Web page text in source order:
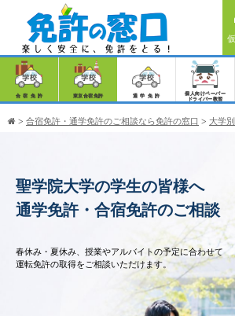
合宿免許 東京合宿免許 通学免許
個人向けペーパー
ドライバー教習
> 合宿免許・通学免許のご相談なら免許の窓口 > 大学
聖学院大学の学生の皆様へ
通学免許・合宿免許のご相談
春休み・夏休み、授業やアルバイトの予定に合わせて
運転免許の取得をご相談いただけます。